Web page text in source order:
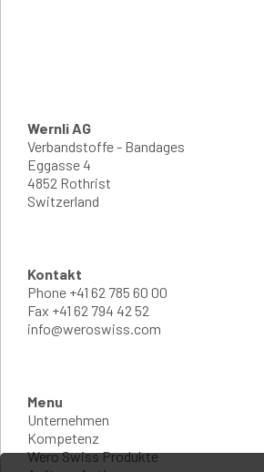
Wernli AG
Verbandstoffe - Bandages
Eggasse 4
4852 Rothrist
Switzerland
Kontakt
Phone +41 62 785 60 00
Fax +41 62 794 42 52
info@weroswiss.com
Menu
Unternehmen
Kompetenz
Wero Swiss Produkte